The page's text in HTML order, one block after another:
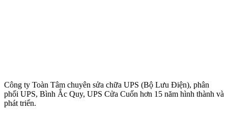
Công ty Toàn Tâm chuyên sửa chữa UPS (Bộ Lưu Điện), phân
phối UPS, Bình Ắc Quy, UPS Cửa Cuốn hơn 15 năm hình thành và
phát triển.